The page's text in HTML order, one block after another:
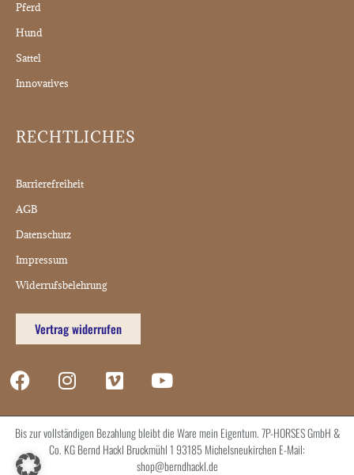
Pferd
Hund
Sattel
Innovatives
RECHTLICHES
Barrierefreiheit
AGB
Datenschutz
Impressum
Widerrufsbelehrung
Vertrag widerrufen
Bis zur vollständigen Bezahlung bleibt die Ware mein Eigentum. 7P-HORSES GmbH &
Co. KG Bernd Hackl Bruckmühl 1 93185 Michelsneukirchen E-Mail:
shop@berndhackl.de